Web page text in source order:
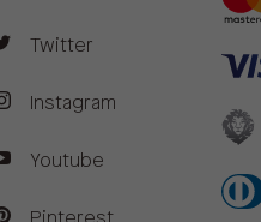
Twitter
Instagram
Youtube